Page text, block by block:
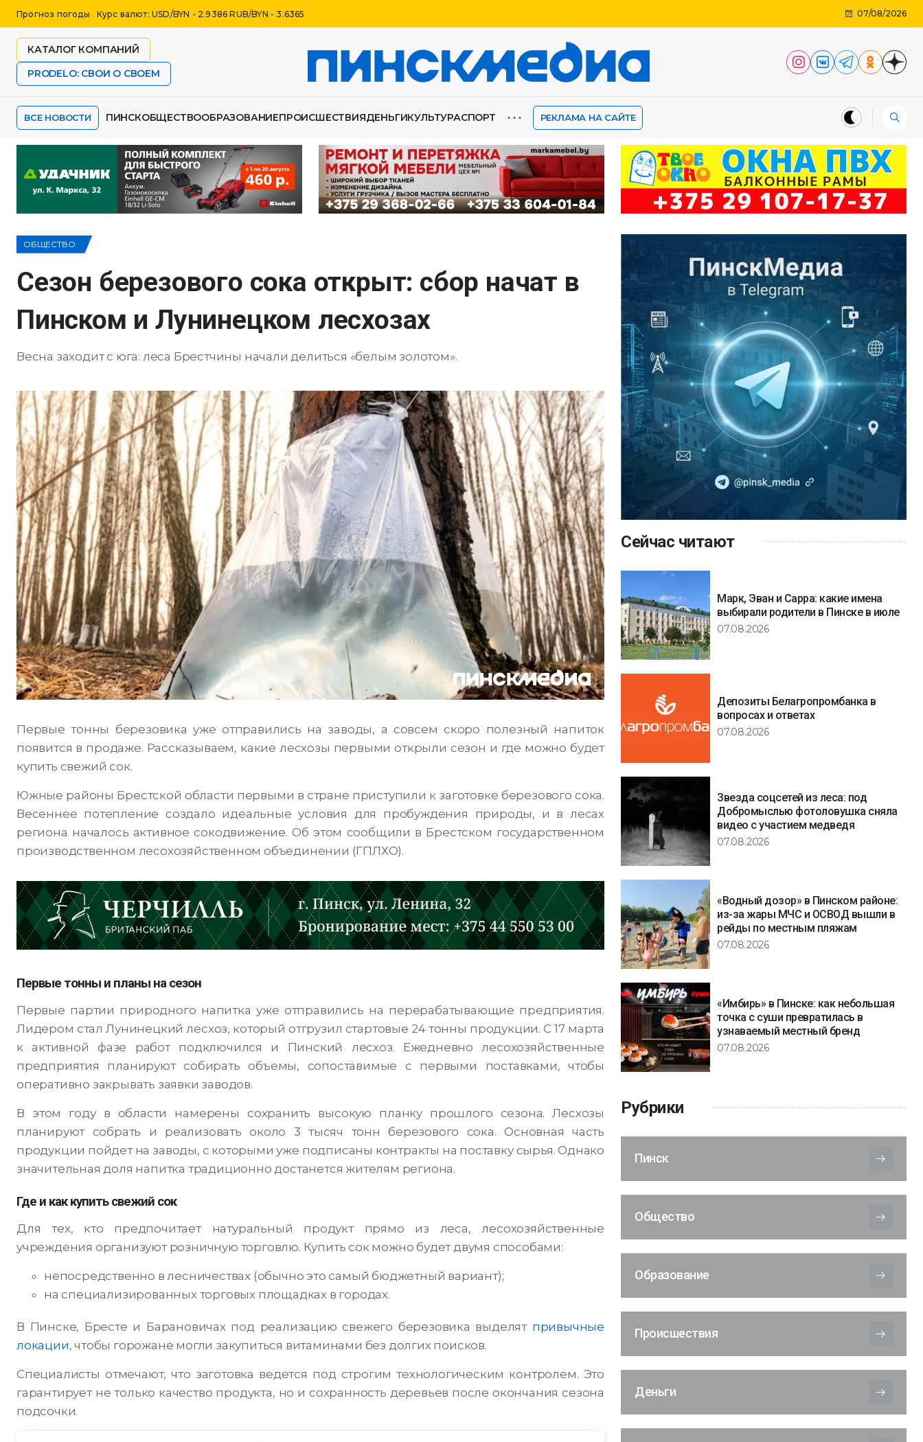
Прогноз погоды Курс валют: USD/BYN - 2.9386 RUB/BYN - 3.6365 07/08/2026
КАТАЛОГ КОМПАНИЙ
PRODELO: СВОИ О СВОЕМ
ВСЕ НОВОСТИ ПИНСКОБЩЕСТВООБРАЗОВАНИЕПРОИСШЕСТВИЯДЕНЬГИКУЛЬТУРАСПОРТ ⋯ РЕКЛАМА НА САЙТЕ
ОБЩЕСТВО
Сезон березового сока открыт: сбор начат в
Пинском и Лунинецком лесхозах
Весна заходит с юга: леса Брестчины начали делиться «белым золотом».
Первые тонны березовика уже отправились на заводы, а совсем скоро полезный напиток
появится в продаже. Рассказываем, какие лесхозы первыми открыли сезон и где можно будет
купить свежий сок.
Южные районы Брестской области первыми в стране приступили к заготовке березового сока.
Весеннее потепление создало идеальные условия для пробуждения природы, и в лесах
региона началось активное сокодвижение. Об этом сообщили в Брестском государственном
производственном лесохозяйственном объединении (ГПЛХО).
Первые тонны и планы на сезон
Первые партии природного напитка уже отправились на перерабатывающие предприятия.
Лидером стал Лунинецкий лесхоз, который отгрузил стартовые 24 тонны продукции. С 17 марта
к активной фазе работ подключился и Пинский лесхоз. Ежедневно лесохозяйственные
предприятия планируют собирать объемы, сопоставимые с первыми поставками, чтобы
оперативно закрывать заявки заводов.
В этом году в области намерены сохранить высокую планку прошлого сезона. Лесхозы
планируют собрать и реализовать около 3 тысяч тонн березового сока. Основная часть
продукции пойдет на заводы, с которыми уже подписаны контракты на поставку сырья. Однако
значительная доля напитка традиционно достанется жителям региона.
Где и как купить свежий сок
Для тех, кто предпочитает натуральный продукт прямо из леса, лесохозяйственные
учреждения организуют розничную торговлю. Купить сок можно будет двумя способами:
непосредственно в лесничествах (обычно это самый бюджетный вариант);
на специализированных торговых площадках в городах.
В Пинске, Бресте и Барановичах под реализацию свежего березовика выделят привычные
локации, чтобы горожане могли закупиться витаминами без долгих поисков.
Специалисты отмечают, что заготовка ведется под строгим технологическим контролем. Это
гарантирует не только качество продукта, но и сохранность деревьев после окончания сезона
подсочки.
Сейчас читают
Марк, Эван и Сарра: какие имена
выбирали родители в Пинске в июле
07.08.2026
Депозиты Белагропромбанка в
вопросах и ответах
07.08.2026
Звезда соцсетей из леса: под
Добромыслью фотоловушка сняла
видео с участием медведя
07.08.2026
«Водный дозор» в Пинском районе:
из-за жары МЧС и ОСВОД вышли в
рейды по местным пляжам
07.08.2026
«Имбирь» в Пинске: как небольшая
точка с суши превратилась в
узнаваемый местный бренд
07.08.2026
Рубрики
Пинск
Общество
Образование
Происшествия
Деньги